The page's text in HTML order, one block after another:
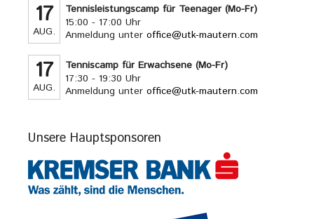
17
AUG.
Tennisleistungscamp für Teenager (Mo-Fr)
15:00 - 17:00 Uhr
Anmeldung unteroffice@utk-mautern.com
17
AUG.
Tenniscamp für Erwachsene (Mo-Fr)
17:30 - 19:30 Uhr
Anmeldung unteroffice@utk-mautern.com
Unsere Hauptsponsoren